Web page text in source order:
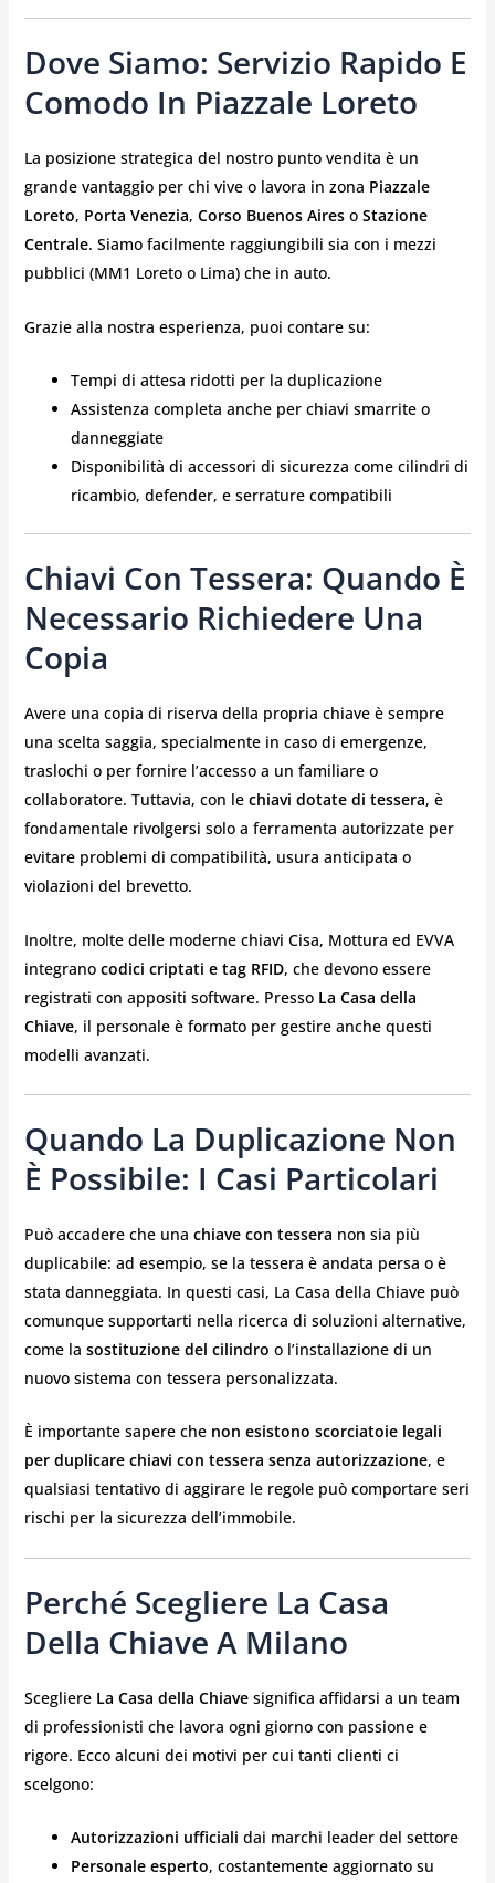
Dove Siamo: Servizio Rapido E
Comodo In Piazzale Loreto
La posizione strategica del nostro punto vendita è un
grande vantaggio per chi vive o lavora in zona Piazzale
Loreto, Porta Venezia, Corso Buenos Aireso Stazione
Centrale. Siamo facilmente raggiungibili sia con i mezzi
pubblici (MM1 Loreto o Lima) che in auto.
Grazie alla nostra esperienza, puoi contare su:
Tempi di attesa ridotti per la duplicazione
Assistenza completa anche per chiavi smarrite o
danneggiate
Disponibilità di accessori di sicurezza come cilindri di
ricambio, defender, e serrature compatibili
Chiavi Con Tessera: Quando È
Necessario Richiedere Una
Copia
Avere una copia di riserva della propria chiave è sempre
una scelta saggia, specialmente in caso di emergenze,
traslochi o per fornire l’accesso a un familiare o
collaboratore. Tuttavia, con le chiavi dotate di tessera, è
fondamentale rivolgersi solo a ferramenta autorizzate per
evitare problemi di compatibilità, usura anticipata o
violazioni del brevetto.
Inoltre, molte delle moderne chiavi Cisa, Mottura ed EVVA
integrano codici criptati e tag RFID, che devono essere
registrati con appositi software. Presso La Casa della
Chiave, il personale è formato per gestire anche questi
modelli avanzati.
Quando La Duplicazione Non
È Possibile: I Casi Particolari
Può accadere che una chiave con tessera non sia più
duplicabile: ad esempio, se la tessera è andata persa o è
stata danneggiata. In questi casi, La Casa della Chiave può
comunque supportarti nella ricerca di soluzioni alternative,
come la sostituzione del cilindro o l’installazione di un
nuovo sistema con tessera personalizzata.
È importante sapere che non esistono scorciatoie legali
per duplicare chiavi con tessera senza autorizzazione, e
qualsiasi tentativo di aggirare le regole può comportare seri
rischi per la sicurezza dell’immobile.
Perché Scegliere La Casa
Della Chiave A Milano
Scegliere La Casa della Chiavesignifica affidarsi a un team
di professionisti che lavora ogni giorno con passione e
rigore. Ecco alcuni dei motivi per cui tanti clienti ci
scelgono:
Autorizzazioni ufficiali dai marchi leader del settore
Personale esperto, costantemente aggiornato su